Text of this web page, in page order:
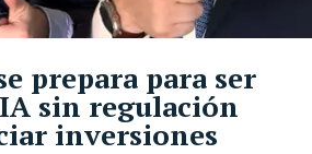
prepara para ser
sin regulación
inversiones